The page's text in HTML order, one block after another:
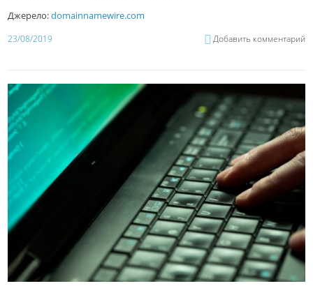
Джерело:domainnamewire.com
23/08/2019 Добавить комментарий